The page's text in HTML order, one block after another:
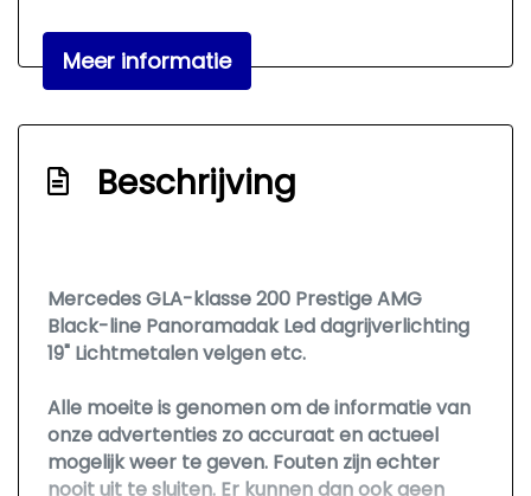
Elektrisch glazen panorama-dak
Koplampen adaptief
Lichtmetalen velgen 19"
Panoramadak
Parkeersensor voor en achter
Sportonderstel
Meer informatie
Beschrijving
Mercedes GLA-klasse 200 Prestige AMG
Black-line Panoramadak Led dagrijverlichting
19" Lichtmetalen velgen etc.
Alle moeite is genomen om de informatie van
onze advertenties zo accuraat en actueel
mogelijk weer te geven. Fouten zijn echter
nooit uit te sluiten. Er kunnen dan ook geen